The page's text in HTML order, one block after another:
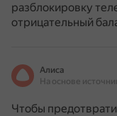
разблокировку
отрицательный
Алиса
Чтобы